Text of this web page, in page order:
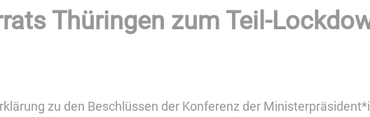
Thüringen zum Teil-
zu den Beschlüssen der Konferenz der